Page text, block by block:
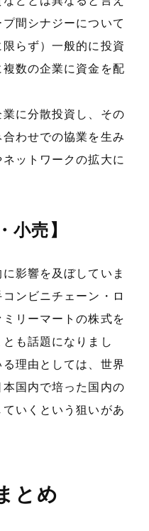
間シナジーについて
らず）一般的に投資
数の企業に資金を配
に分散投資し、その
わせでの協業を生み
ットワークの拡大に
小売】
影響を及ぼしていま
ンビニチェーン・ロ
リーマートの株式を
も話題になりまし
理由としては、世界
国内で培った国内の
いくという狙いがあ
とめ